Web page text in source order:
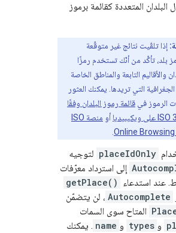
المتعددة كقائمة برموز
إذا تلقّيت نتائج غير متوقّعة
بلد، تأكَّد من أنّك تستخدم رمزًا
والأقاليم التابعة والمناطق الخاصة
التي تريدها. يمكنك العثور
الرموز في قائمة رموز البلدان وفقًا
أو
منصة ISO
Online
.
placeIdOnly لتوجيه
إلى استرداد معرّفات
عند استدعاء
getPlace()
Autocomplete ، لن يتضمّن
المتاح سوى السمات
و types و name . يمكنك